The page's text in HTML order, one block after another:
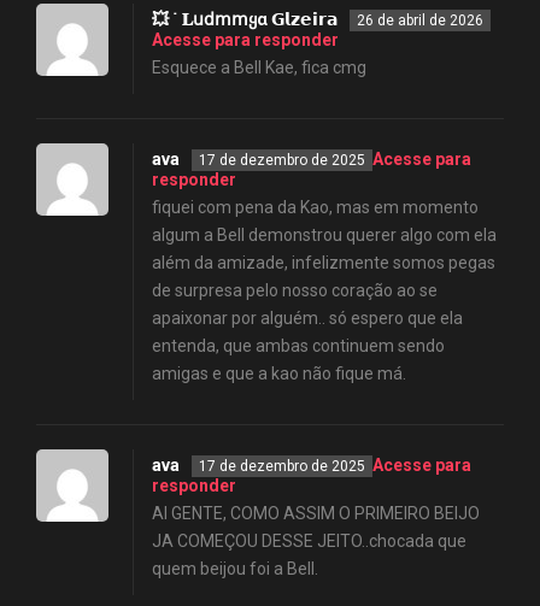
💥 ˙ 𝐋𝗎𝖽𝗆𝗆ყα 𝗚𝗹𝘇𝗲𝗶𝗿𝗮 26 de abril de 2026
Acesse para responder
Esquece a Bell Kae, fica cmg
ava 17 de dezembro de 2025 Acesse para
responder
fiquei com pena da Kao, mas em momento
algum a Bell demonstrou querer algo com ela
além da amizade, infelizmente somos pegas
de surpresa pelo nosso coração ao se
apaixonar por alguém.. só espero que ela
entenda, que ambas continuem sendo
amigas e que a kao não fique má.
ava 17 de dezembro de 2025 Acesse para
responder
AI GENTE, COMO ASSIM O PRIMEIRO BEIJO
JA COMEÇOU DESSE JEITO..chocada que
quem beijou foi a Bell.